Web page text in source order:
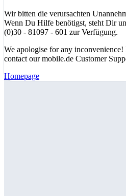
Wir bitten die verursachten
Wenn Du Hilfe benötigst, steht Dir
(0)30 - 81097 - 601 zur Verfügung.
We apologise for any inconvenience!
contact our mobile.de Customer
Homepage